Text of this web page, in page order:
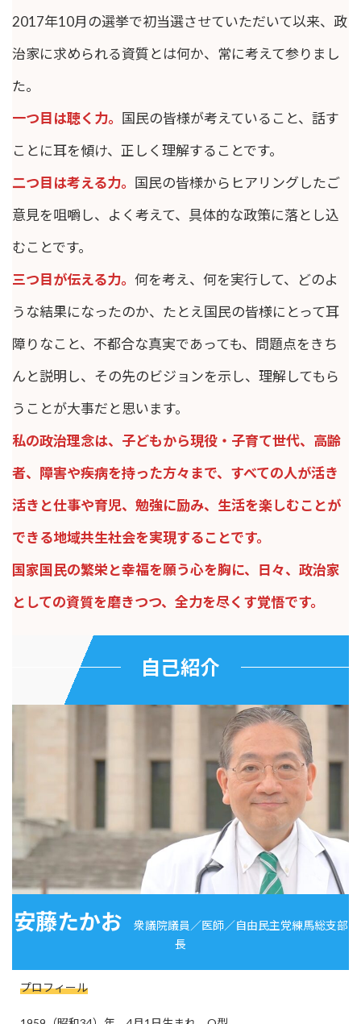
2017年10月の選挙で初当選させていただいて以来、政
治家に求められる資質とは何か、常に考えて参りまし
た。
一つ目は聴く力。 国民の皆様が考えていること、話す
ことに耳を傾け、正しく理解することです。
二つ目は考える力。 国民の皆様からヒアリングしたご
意見を咀嚼し、よく考えて、具体的な政策に落とし込
むことです。
三つ目が伝える力。 何を考え、何を実行して、どのよ
うな結果になったのか、たとえ国民の皆様にとって耳
障りなこと、不都合な真実であっても、問題点をきち
んと説明し、その先のビジョンを示し、理解してもら
うことが大事だと思います。
私の政治理念は、子どもから現役・子育て世代、高齢
者、障害や疾病を持った方々まで、すべての人が活き
活きと仕事や育児、勉強に励み、生活を楽しむことが
できる地域共生社会を実現することです。
国家国民の繁栄と幸福を願う心を胸に、日々、政治家
としての資質を磨きつつ、全力を尽くす覚悟です。
自己紹介
安藤たかお 衆議院議員／医師／自由民主党練馬総支部
長
プロフィール